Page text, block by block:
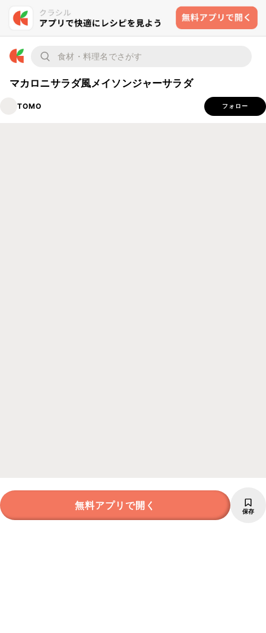
マカロニサラダ風メイソンジャーサラダ
TOMO フォロー
無料アプリで開く 保存